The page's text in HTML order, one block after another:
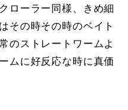
ローラー同様、きめ細
その時その時のベイト
のストレートワームよ
ムに好反応な時に真価